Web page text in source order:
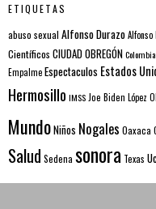
ETIQUETAS
abuso sexual Alfonso DurazoAlfonso
Científicos CIUDAD OBREGÓNColombia
EmpalmeEspectaculos Estados
Hermosillo IMSS Joe Biden López
MundoNiños Nogales Oaxaca
Salud Sedena sonora Texas